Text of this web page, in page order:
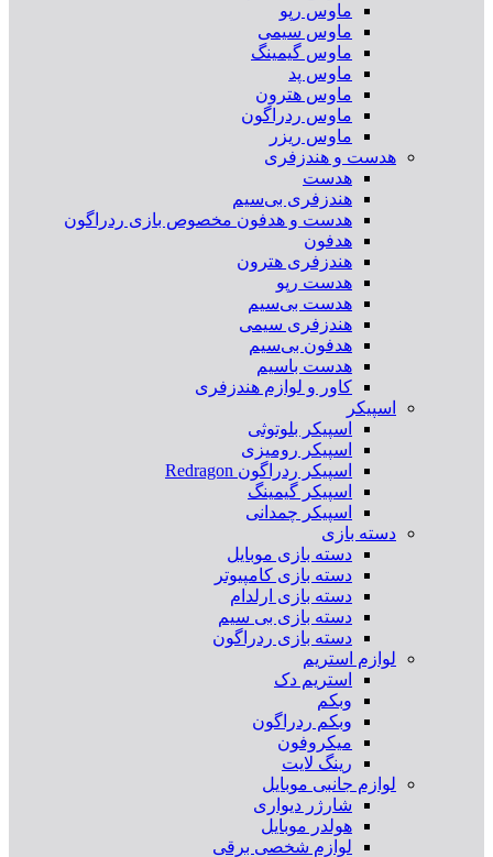
ماوس رپو
ماوس سیمی
ماوس گیمینگ
ماوس پد
ماوس هترون
ماوس ردراگون
ماوس ریزر
هدست و هندزفری
هدست
هندزفری بی‌سیم
هدست و هدفون مخصوص بازی ردراگون
هدفون
هندزفری هترون
هدست رپو
هدست بی‌سیم
هندزفری سیمی
هدفون بی‌سیم
هدست باسیم
کاور و لوازم هندزفری
اسپیکر
اسپیکر بلوتوثی
اسپیکر رومیزی
اسپیکر ردراگون Redragon
اسپیکر گیمینگ
اسپیکر چمدانی
دسته بازی
دسته بازی موبایل
دسته بازی کامپیوتر
دسته بازی ارلدام
دسته بازی بی سیم
دسته بازی ردراگون
لوازم استریم
استریم دک
وبکم
وبکم ردراگون
میکروفون
رینگ لایت
لوازم جانبی موبایل
شارژر دیواری
هولدر موبایل
لوازم شخصی برقی